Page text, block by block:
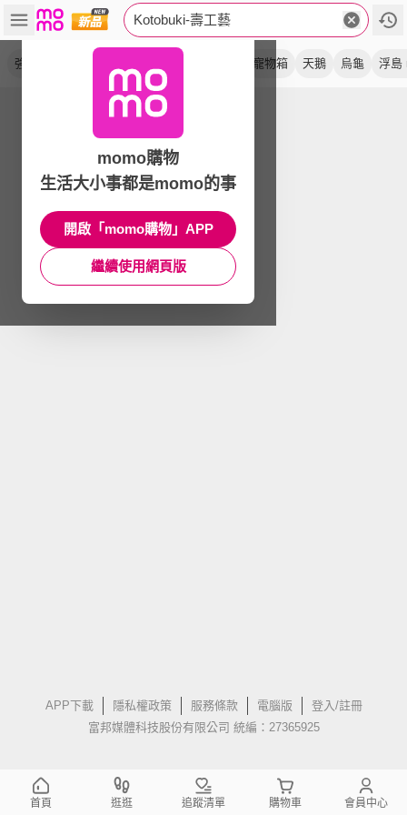
Kotobuki-壽工藝
強迫式 寵物箱 天鵝 烏龜 浮島
APP下載 隱私權政策 服務條款 電腦版
登入/註冊
富邦媒體科技股份有限公司 統編：27365925
momo購物
生活大小事都是momo的事
開啟「momo購物」APP
繼續使用網頁版
首頁 逛逛 追蹤清單 購物車 會員中心